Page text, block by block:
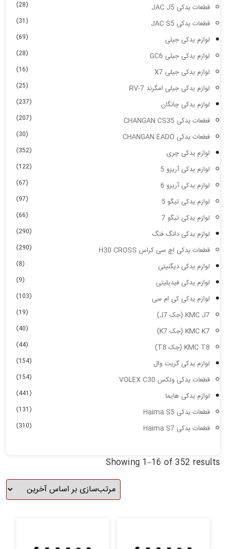
قطعات یدکی JAC J5 (28)
قطعات یدکی JAC S5 (31)
لوازم یدکی جیلی (69)
لوازم یدکی جیلی GC6 (28)
لوازم یدکی جیلی X7 (16)
لوازم یدکی جیلی امگرند RV-7 (25)
لوازم یدکی چانگان (237)
قطعات یدکی CHANGAN CS35 (207)
قطعات یدکی CHANGAN EADO (30)
لوازم یدکی چری (352)
لوازم یدکی آریزو 5 (122)
لوازم یدکی آریزو 6 (67)
لوازم یدکی تیگو 5 (97)
لوازم یدکی تیگو 7 (66)
لوازم یدکی دانگ فنگ (290)
قطعات یدکی اچ سی کراس H30 CROSS (290)
لوازم یدکی دیگنیتی (8)
لوازم یدکی فیدیلیتی (9)
لوازم یدکی کی ام سی (103)
KMC J7 (جک J7) (19)
KMC K7 (جک K7) (40)
KMC T8 (جک T8) (44)
لوازم یدکی گریت وال (154)
قطعات یدکی ولکس VOLEX C30 (154)
لوازم یدکی هایما (441)
قطعات یدکی Haima S5 (131)
قطعات یدکی Haima S7 (310)
Showing 1–16 of 352 results